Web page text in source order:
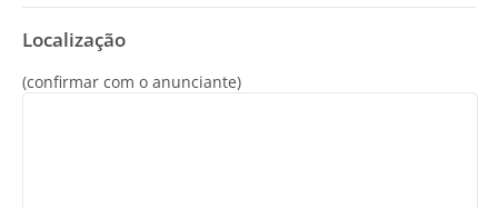
Localização
(confirmar com o anunciante)